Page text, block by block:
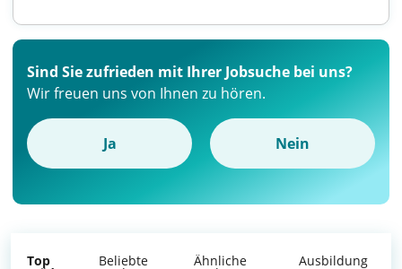
Sind Sie zufrieden mit Ihrer Jobsuche bei uns?
Wir freuen uns von Ihnen zu hören.
Ja Nein
Top Beliebte Ähnliche Ausbildung